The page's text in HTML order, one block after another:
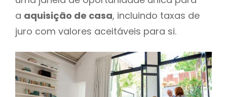
a aquisição de casa, incluindo taxas de
juro com valores aceitáveis para si.